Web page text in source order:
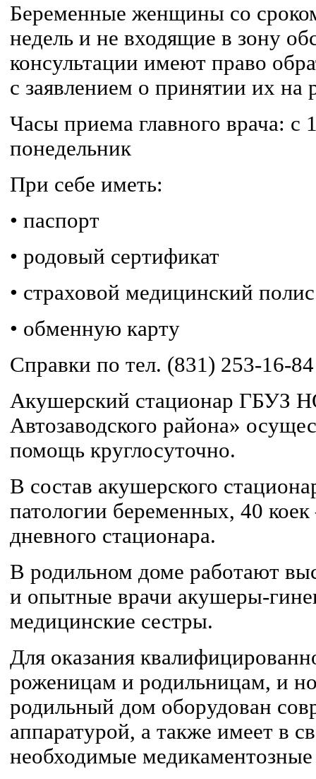
Беременные женщины со
недель и не входящие в зону
консультации имеют право
с заявлением о принятии их на
Часы приема главного врача:
понедельник
При себе иметь:
• паспорт
• родовый сертификат
• страховой медицинский полис
• обменную карту
Справки по тел. (831) 253-16-84
Акушерский стационар ГБУЗ
Автозаводского района»
помощь круглосуточно.
В состав акушерского
патологии беременных, 40
дневного стационара.
В родильном доме работают
и опытные врачи акушеры-
медицинские сестры.
Для оказания
роженицам и родильницам, и
родильный дом оборудован
аппаратурой, а также имеет в
необходимые медикаментозные